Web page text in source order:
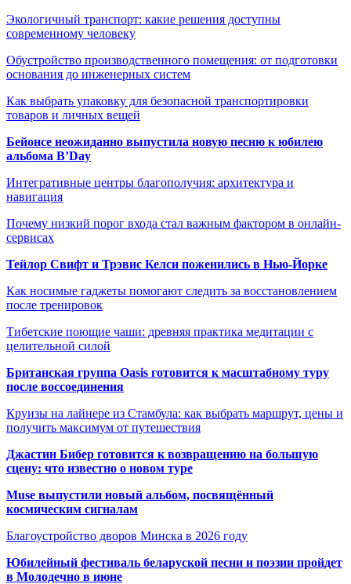
Экологичный транспорт: какие решения доступны
современному человеку
Обустройство производственного помещения: от подготовки
основания до инженерных систем
Как выбрать упаковку для безопасной транспортировки
товаров и личных вещей
Бейонсе неожиданно выпустила новую песню к юбилею
альбома B’Day
Интегративные центры благополучия: архитектура и
навигация
Почему низкий порог входа стал важным фактором в онлайн-
сервисах
Тейлор Свифт и Трэвис Келси поженились в Нью-Йорке
Как носимые гаджеты помогают следить за восстановлением
после тренировок
Тибетские поющие чаши: древняя практика медитации с
целительной силой
Британская группа Oasis готовится к масштабному туру
после воссоединения
Круизы на лайнере из Стамбула: как выбрать маршрут, цены и
получить максимум от путешествия
Джастин Бибер готовится к возвращению на большую
сцену: что известно о новом туре
Muse выпустили новый альбом, посвящённый
космическим сигналам
Благоустройство дворов Минска в 2026 году
Юбилейный фестиваль беларуской песни и поэзии пройдет
в Молодечно в июне